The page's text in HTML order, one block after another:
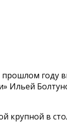
году
Ильей
крупной в